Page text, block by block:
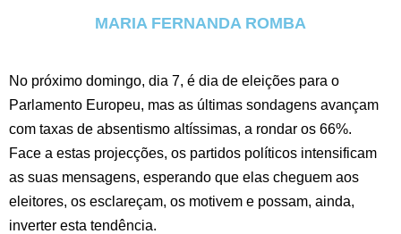
MARIA FERNANDA ROMBA
No próximo domingo, dia 7, é dia de eleições para o
Parlamento Europeu, mas as últimas sondagens avançam
com taxas de absentismo altíssimas, a rondar os 66%.
Face a estas projecções, os partidos políticos intensificam
as suas mensagens, esperando que elas cheguem aos
eleitores, os esclareçam, os motivem e possam, ainda,
inverter esta tendência.